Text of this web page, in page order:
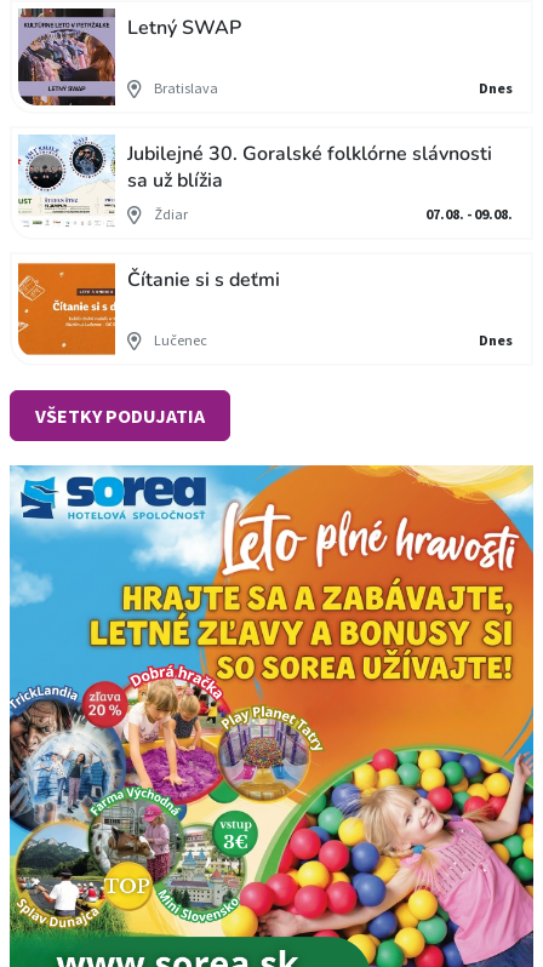
Letný SWAP
Bratislava Dnes
Jubilejné 30. Goralské folklórne slávnosti
sa už blížia
Ždiar 07.08. - 09.08.
Čítanie si s deťmi
Lučenec Dnes
VŠETKY PODUJATIA